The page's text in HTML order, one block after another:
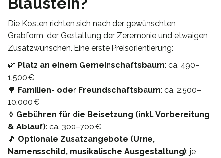
Die Kosten richten sich nach der gewünschten
Grabform, der Gestaltung der Zeremonie und etwaigen
Zusatzwünschen. Eine erste Preisorientierung:
🌿 Platz an einem Gemeinschaftsbaum: ca. 490–
1.500 €
🌳 Familien- oder Freundschaftsbaum: ca. 2.500–
10.000 €
⚱️ Gebühren für die Beisetzung (inkl. Vorbereitung
& Ablauf): ca. 300–700 €
🎵 Optionale Zusatzangebote (Urne,
Namensschild, musikalische Ausgestaltung): je